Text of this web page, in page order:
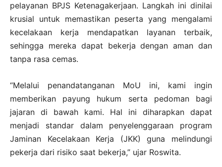
pelayanan BPJS Ketenagakerjaan. Langkah ini dinilai
krusial untuk memastikan peserta yang mengalami
kecelakaan kerja mendapatkan layanan terbaik,
sehingga mereka dapat bekerja dengan aman dan
tanpa rasa cemas.
“Melalui penandatanganan MoU ini, kami ingin
memberikan payung hukum serta pedoman bagi
jajaran di bawah kami. Hal ini diharapkan dapat
menjadi standar dalam penyelenggaraan program
Jaminan Kecelakaan Kerja (JKK) guna melindungi
pekerja dari risiko saat bekerja,” ujar Roswita.